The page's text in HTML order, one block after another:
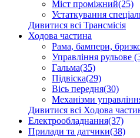
Міст проміжний(25)
Устаткування
Дивитися всі Трансмісія
Ходова частина
Рама, бампери,
Управління рульове
Гальма(35)
Підвіска(29)
Вісь передня(30)
Механізми
Дивитися всі Ходова
Електрообладнання(37)
Прилади та датчики(38)